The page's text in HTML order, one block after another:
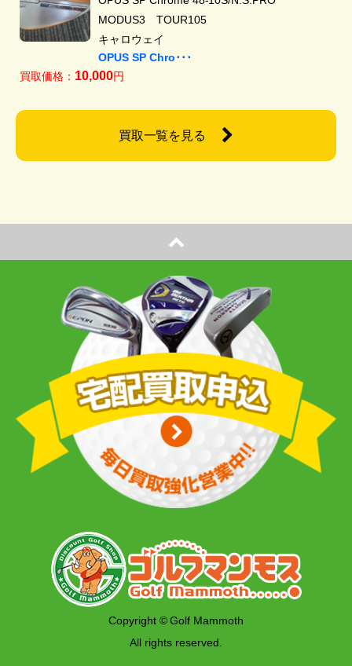
MODUS3 TOUR105
キャロウェイ
OPUS SP Chro･･･
買取価格： 10,000円
買取一覧を見る
Copyright © Golf Mammoth
All rights reserved.